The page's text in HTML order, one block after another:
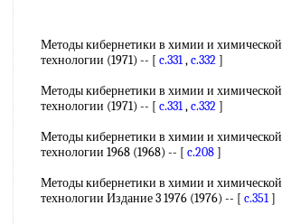
Методы кибернетики в химии и химической
технологии (1971) -- [ c.331,c.332]
Методы кибернетики в химии и химической
технологии (1971) -- [ c.331,c.332]
Методы кибернетики в химии и химической
технологии 1968 (1968) -- [ c.208]
Методы кибернетики в химии и химической
технологии Издание 3 1976 (1976) -- [ c.351]